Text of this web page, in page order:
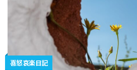
喜怒哀楽日記